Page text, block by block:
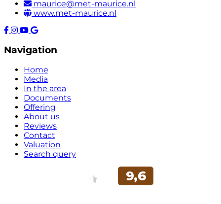
maurice@met-maurice.nl
www.met-maurice.nl
Navigation
Home
Media
In the area
Documents
Offering
About us
Reviews
Contact
Valuation
Search query